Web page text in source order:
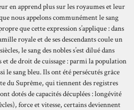
en apprend plus sur les royaumes et leur
nous appelons communément le sang
que cette expression s’applique : dans
royale et de ses descendants coule un
le sang des nobles s’est dilué dans
et de droit de cuissage : parmi la population
le sang bleu. Ils ont été persécutés grâce
du Suprême, qui tiennent des registres
dotés de capacités décuplées : longévité
force et vitesse, certains deviennent